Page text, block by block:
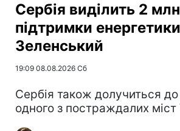
Сербія виділить 2
підтримки
Зеленський
19:09 08.08.2026 Сб
Сербія також долучиться до
одного з постраждалих міст